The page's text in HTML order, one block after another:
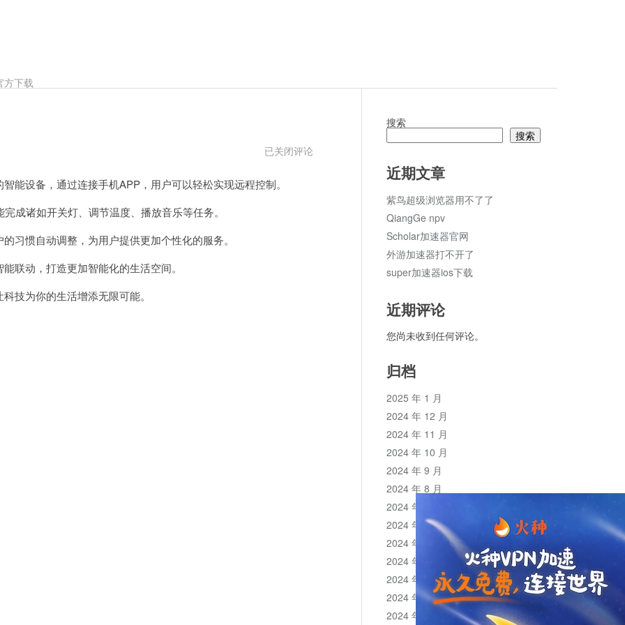
方下载
e-
速
已关闭评论
设备，通过连接手机APP，用户可以轻松实现远程控制。
诸如开关灯、调节温度、播放音乐等任务。
惯自动调整，为用户提供更加个性化的服务。
动，打造更加智能化的生活空间。
为你的生活增添无限可能。
搜索
搜索
近期文章
紫鸟超级浏览器用不了了
QiangGe npv
Scholar加速器官网
外游加速器打不开了
super加速器ios下载
近期评论
您尚未收到任何评论。
归档
2025 年 1 月
2024 年 12 月
2024 年 11 月
2024 年 10 月
2024 年 9 月
2024 年 8 月
2024 年 7 月
2024 年 6 月
2024 年 5 月
2024 年 4 月
2024 年 3 月
2024 年 2 月
2024 年 1 月